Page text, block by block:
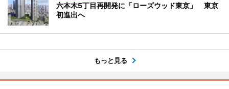
六本木5丁目再開発に「ローズウッド東京」 東京
初進出へ
もっと見る